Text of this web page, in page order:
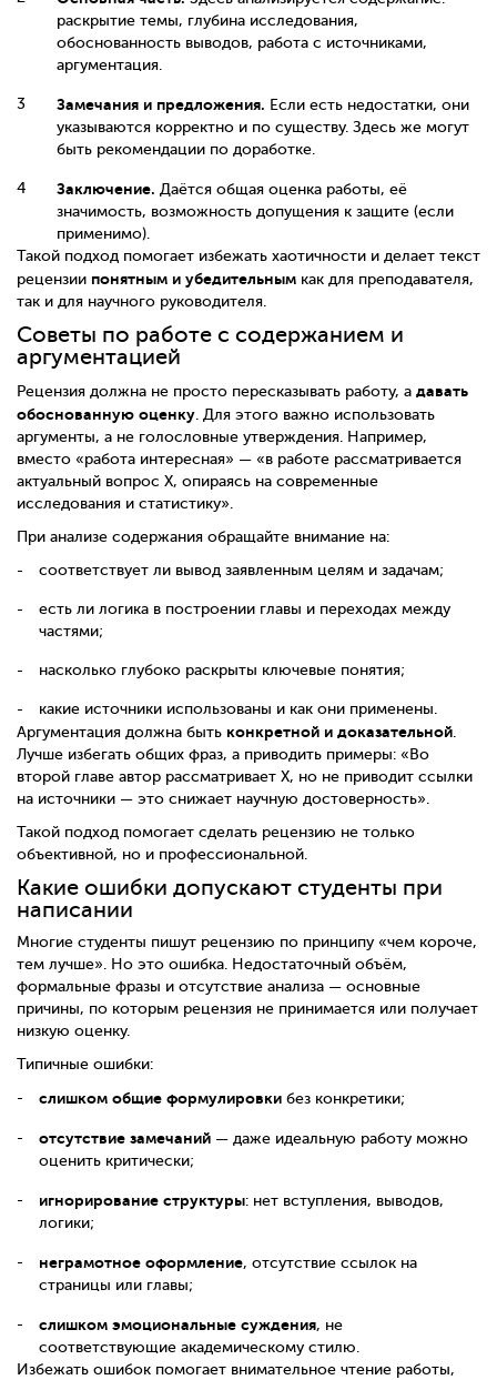
раскрытие темы, глубина исследования,
обоснованность выводов, работа с источниками,
аргументация.
Замечания и предложения. Если есть недостатки, они
указываются корректно и по существу. Здесь же могут
быть рекомендации по доработке.
Заключение. Даётся общая оценка работы, её
значимость, возможность допущения к защите (если
применимо).
Такой подход помогает избежать хаотичности и делает текст
рецензии понятным и убедительным как для преподавателя,
так и для научного руководителя.
Советы по работе с содержанием и
аргументацией
Рецензия должна не просто пересказывать работу, а давать
обоснованную оценку . Для этого важно использовать
аргументы, а не голословные утверждения. Например,
вместо «работа интересная» — «в работе рассматривается
актуальный вопрос X, опираясь на современные
исследования и статистику».
При анализе содержания обращайте внимание на:
соответствует ли вывод заявленным целям и задачам;
есть ли логика в построении главы и переходах между
частями;
насколько глубоко раскрыты ключевые понятия;
какие источники использованы и как они применены.
Аргументация должна быть конкретной и доказательной
Лучше избегать общих фраз, а приводить примеры: «Во
второй главе автор рассматривает X, но не приводит ссылки
на источники — это снижает научную достоверность».
Такой подход помогает сделать рецензию не только
объективной, но и профессиональной.
Какие ошибки допускают студенты при
написании
Многие студенты пишут рецензию по принципу «чем короче,
тем лучше». Но это ошибка. Недостаточный объём,
формальные фразы и отсутствие анализа — основные
причины, по которым рецензия не принимается или получает
низкую оценку.
Типичные ошибки:
слишком общие формулировки без конкретики;
отсутствие замечаний — даже идеальную работу можно
оценить критически;
игнорирование структуры: нет вступления, выводов,
логики;
неграмотное оформление, отсутствие ссылок на
страницы или главы;
слишком эмоциональные суждения, не
соответствующие академическому стилю.
Избежать ошибок помогает внимательное чтение работы,